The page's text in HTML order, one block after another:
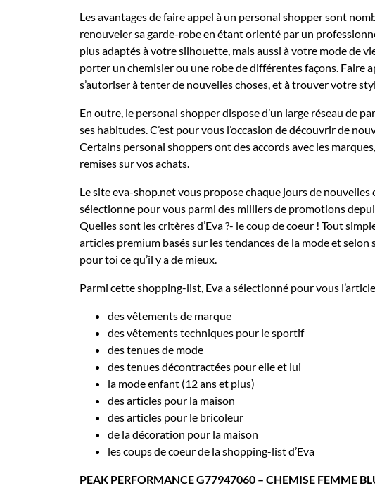
Les avantages de faire appel à un personal shopper sont
renouveler sa garde-robe en étant orienté par un
plus adaptés à votre silhouette, mais aussi à votre mode de
porter un chemisier ou une robe de différentes façons. Faire
s’autoriser à tenter de nouvelles choses, et à trouver votre
En outre, le personal shopper dispose d’un large réseau de
ses habitudes. C’est pour vous l’occasion de découvrir de
Certains personal shoppers ont des accords avec les
remises sur vos achats.
Le site eva-shop.net vous propose chaque jours de
sélectionne pour vous parmi des milliers de promotions
Quelles sont les critères d’Eva ?- le coup de coeur ! Tout
articles premium basés sur les tendances de la mode et
pour toi ce qu’il y a de mieux.
Parmi cette shopping-list, Eva a sélectionné pour vous
des vêtements de marque
des vêtements techniques pour le sportif
des tenues de mode
des tenues décontractées pour elle et lui
la mode enfant (12 ans et plus)
des articles pour la maison
des articles pour le bricoleur
de la décoration pour la maison
les coups de coeur de la shopping-list d’Eva
PEAK PERFORMANCE G77947060 – CHEMISE FEMME